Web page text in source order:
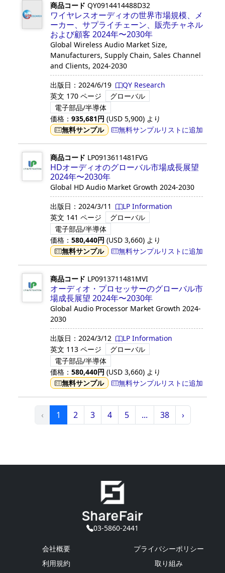
商品コード QY0914414488D32
ワイヤレスオーディオの世界市場規模、メ
ーカー、サプライチェーン、販売チャネル
および顧客 2024年〜2030年
Global Wireless Audio Market Size,
Manufacturers, Supply Chain, Sales Channel
and Clients, 2024-2030
出版日： 2024/6/19
QY Research
英文 170 ページ
グローバル
電子部品/半導体
価格： 935,681円 (USD 5,900) より
無料サンプル
無料サンプルリストに追加
商品コード LP0913611481FVG
HDオーディオのグローバル市場成長展望
2024年〜2030年
Global HD Audio Market Growth 2024-2030
出版日： 2024/3/11
LP Information
英文 141 ページ
グローバル
電子部品/半導体
価格： 580,440円 (USD 3,660) より
無料サンプル
無料サンプルリストに追加
商品コード LP0913711481MVI
オーディオ・プロセッサーのグローバル市
場成長展望 2024年〜2030年
Global Audio Processor Market Growth 2024-
2030
出版日： 2024/3/12
LP Information
英文 113 ページ
グローバル
電子部品/半導体
価格： 580,440円 (USD 3,660) より
無料サンプル
無料サンプルリストに追加
‹ 1 2 3 4 5 ... 38 ›
03-5860-2441
会社概要
プライバシーポリシー
利用規約
取り組み